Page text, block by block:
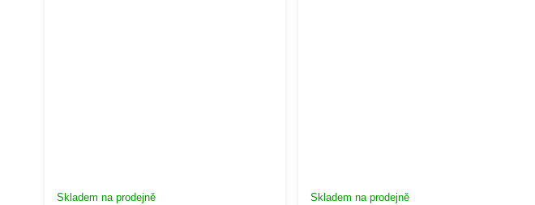
Skladem na prodejně Skladem na prodejně